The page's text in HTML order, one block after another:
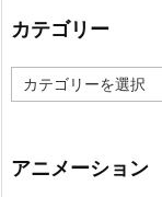
カテゴリー
テ
ー
アニメーション